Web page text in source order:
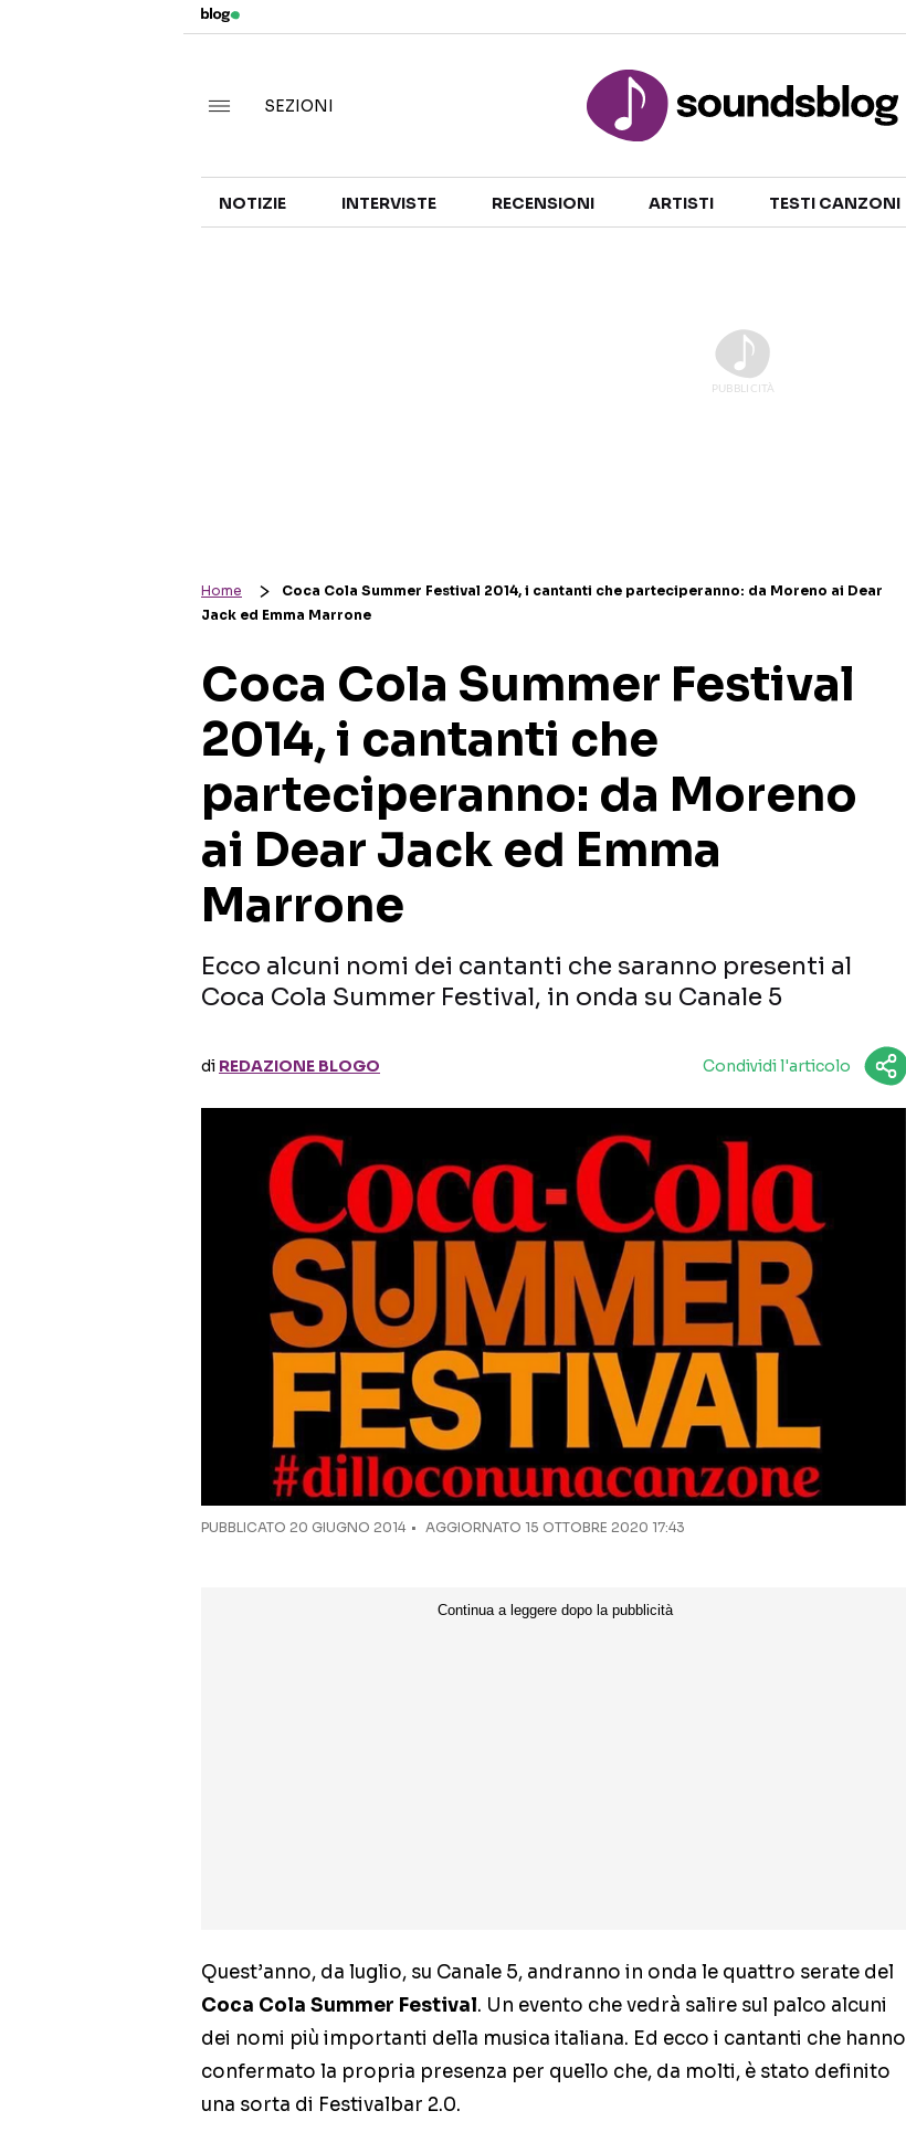
TALENT SHOW
SEZIONI
NOTIZIE INTERVISTE RECENSIONI ARTISTI TESTI CANZONI
Home
Coca Cola Summer Festival 2014, i cantanti che parteciperanno: da Moreno ai Dear
Jack ed Emma Marrone
Coca Cola Summer Festival
2014, i cantanti che
parteciperanno: da Moreno
ai Dear Jack ed Emma
Marrone
Ecco alcuni nomi dei cantanti che saranno presenti al
Coca Cola Summer Festival, in onda su Canale 5
di REDAZIONE BLOGO Condividi l'articolo
PUBBLICATO 20 GIUGNO 2014 AGGIORNATO 15 OTTOBRE 2020 17:43
Quest’anno, da luglio, su Canale 5, andranno in onda le quattro serate del
Coca Cola Summer Festival. Un evento che vedrà salire sul palco alcuni
dei nomi più importanti della musica italiana. Ed ecco i cantanti che hanno
confermato la propria presenza per quello che, da molti, è stato definito
una sorta di Festivalbar 2.0.